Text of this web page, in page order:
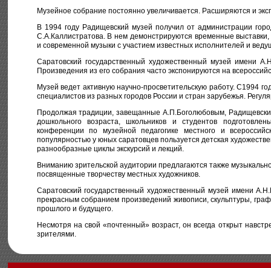
Музейное собрание постоянно увеличивается. Расширяются и
В 1994 году Радищевский музей получил от администрации
С.А.Каллистратова. В нем демонстрируются временные
и современной музыки с участием известных исполнителей и
Саратовский государственный художественный музей имени
Произведения из его собрания часто экспонируются на
Музей ведет активную научно-просветительскую работу. С1994
специалистов из разных городов России и стран зарубежья.
Продолжая традиции, завещанные А.П.Боголюбовым,
дошкольного возраста, школьников и студентов
конференции по музейной педагогике местного и
популярностью у юных саратовцев пользуется детская
разнообразные циклы экскурсий и лекций.
Вниманию зрительской аудитории предлагаются также
посвященные творчеству местных художников.
Саратовский государственный художественный музей имени
прекрасным собранием произведений живописи, скульптуры,
прошлого и будущего.
Несмотря на свой «почтенный» возраст, он всегда открыт
зрителями.